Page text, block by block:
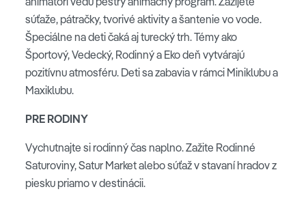
Celková cena zahŕňa
leteckú dopravu, 7x (resp. 10x, 11x, 14x) ubytovanie,
stravovanie podľa typu kapacity, poistenie
insolventnosti, delegáta CK, servisné poplatky
(letiskové poplatky, bezpečnostná taxa, iné poplatky
pre lety so Satur Dynamic cena zahŕňa leteckú
dopravu, malú príručnú batožinu (musí sa zmestiť pod
súťaže, pátračky, tvorivé aktivity a šantenie vo vode.
Špeciálne na deti čaká aj turecký trh. Témy ako
Športový, Vedecký, Rodinný a Eko deň vytvárajú
pozitívnu atmosféru. Deti sa zabavia v rámci Miniklubu a
Maxiklubu.
PRE RODINY
Vychutnajte si rodinný čas naplno. Zažite Rodinné
Saturoviny, Satur Market alebo súťaž v stavaní hradov z
piesku priamo v destinácii.